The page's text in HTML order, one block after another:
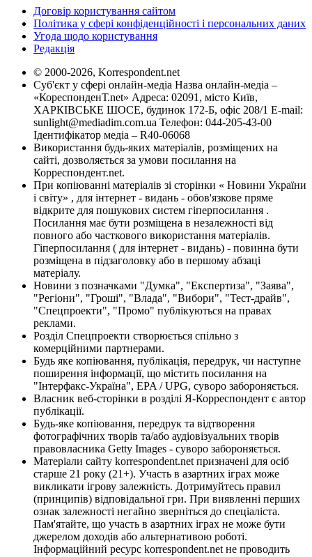
Договір користування сайтом
Політика у сфері конфіденційності і персональних даних
Угода щодо користування
Редакція
© 2000-2026, Korrespondent.net
Суб'єкт у сфері онлайн-медіа Назва онлайн-медіа –
«КореспонденТ.net» Адреса: 02091, місто Київ,
ХАРКІВСЬКЕ ШОСЕ, будинок 172-Б, офіс 208/1 E-mail:
sunlight@mediadim.com.ua Телефон: 044-205-43-00
Ідентифікатор медіа – R40-06068
Використання будь-яких матеріалів, розміщених на
сайті, дозволяється за умови посилання на
Корреспондент.net.
При копіюванні матеріалів зі сторінки « Новини України
і світу» , для інтернет - видань - обов'язкове пряме
відкрите для пошукових систем гіперпосилання .
Посилання має бути розміщена в незалежності від
повного або часткового використання матеріалів.
Гіперпосилання ( для інтернет - видань) - повинна бути
розміщена в підзаголовку або в першому абзаці
матеріалу.
Новини з позначками "Думка", "Експертиза", "Заява",
"Регіони", "Гроші", "Влада", "Вибори", "Тест-драйв",
"Спецпроекти", "Промо" публікуються на правах
реклами.
Розділ Спецпроекти створюється спільно з
комерційними партнерами.
Будь яке копіювання, публікація, передрук, чи наступне
поширення інформації, що містить посилання на
"Інтерфакс-Україна", EPA / UPG, суворо забороняється.
Власник веб-сторінки в розділі Я-Корреспондент є автор
публікації.
Будь-яке копіювання, передрук та відтворення
фотографічних творів та/або аудіовізуальних творів
правовласника Getty Images - суворо забороняється.
Матеріали сайту korrespondent.net призначені для осіб
старше 21 року (21+). Участь в азартних іграх може
викликати ігрову залежність. Дотримуйтесь правил
(принципів) відповідальної гри. При виявленні перших
ознак залежності негайно зверніться до спеціаліста.
Пам'ятайте, що участь в азартних іграх не може бути
джерелом доходів або альтернативою роботі.
Інформаційний ресурс korrespondent.net не проводить